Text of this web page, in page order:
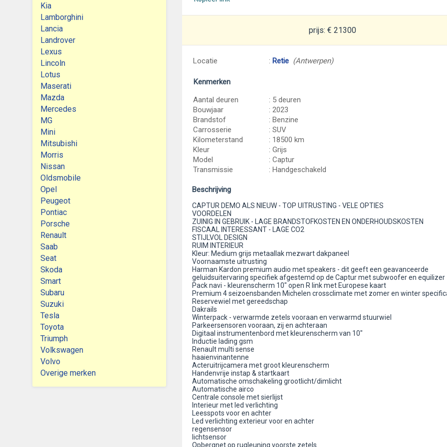
Kia
Lamborghini
Lancia
Landrover
Lexus
Lincoln
Lotus
Maserati
Mazda
Mercedes
MG
Mini
Mitsubishi
Morris
Nissan
Oldsmobile
Opel
Peugeot
Pontiac
Porsche
Renault
Saab
Seat
Skoda
Smart
Subaru
Suzuki
Tesla
Toyota
Triumph
Volkswagen
Volvo
Overige merken
prijs: € 21300
Locatie : Retie (Antwerpen)
Kenmerken
Aantal deuren
: 5 deuren
Bouwjaar
: 2023
Brandstof
: Benzine
Carrosserie
: SUV
Kilometerstand
: 18500 km
Kleur
: Grijs
Model
: Captur
Transmissie
: Handgeschakeld
Beschrijving
CAPTUR DEMO ALS NIEUW - TOP UITRUSTING - VELE OPTIES
VOORDELEN
ZUINIG IN GEBRUIK - LAGE BRANDSTOFKOSTEN EN ONDERHOUDSKOSTEN
FISCAAL INTERESSANT - LAGE CO2
STIJLVOL DESIGN
RUIM INTERIEUR
Kleur: Medium grijs metaallak mezwart dakpaneel
Voornaamste uitrusting
Harman Kardon premium audio met speakers - dit geeft een geavanceerde
geluidsuitervaring specifiek afgestemd op de Captur met subwoofer en equilizer
Pack navi - kleurenscherm 10" open R link met Europese kaart
Premium 4 seizoensbanden Michelen crossclimate met zomer en winter
Reservewiel met gereedschap
Dakrails
Winterpack - verwarmde zetels vooraan en verwarmd stuurwiel
Parkeersensoren vooraan, zij en achteraan
Digitaal instrumentenbord met kleurenscherm van 10"
Inductie lading gsm
Renault multi sense
haaienvinantenne
Acteruitrijcamera met groot kleurenscherm
Handenvrije instap & startkaart
Automatische omschakeling grootlicht/dimlicht
Automatische airco
Centrale console met sierlijst
Interieur met led verlichting
Leesspots voor en achter
Led verlichting exterieur voor en achter
regensensor
lichtsensor
Opbergnet op rugleuning voorste zetels